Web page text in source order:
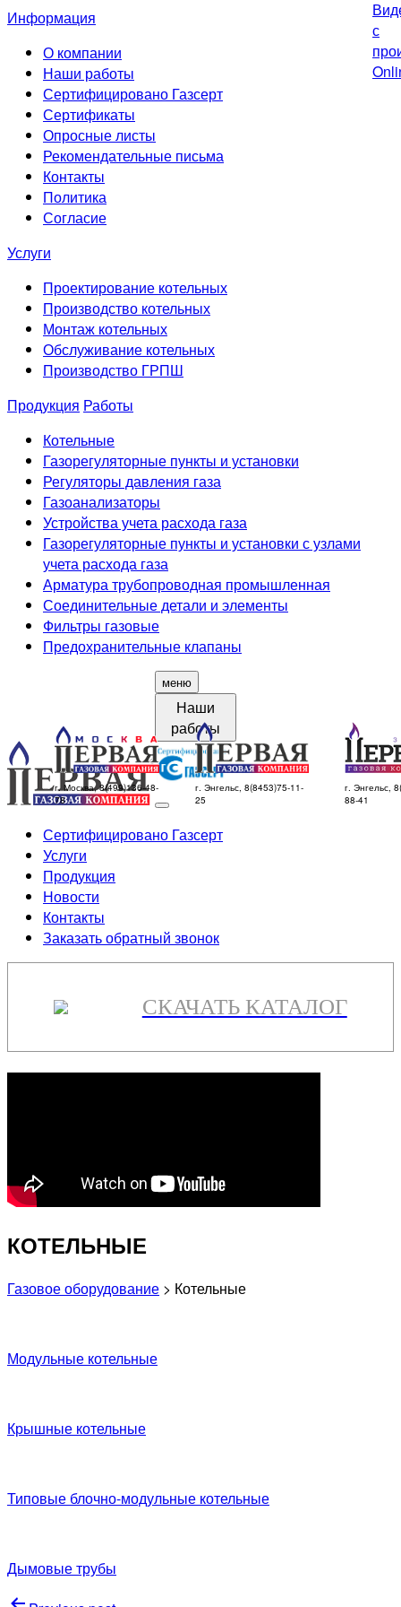
Информация
О компании
Наши работы
Сертифицировано Газсерт
Сертификаты
Опросные листы
Рекомендательные письма
Контакты
Политика
Согласие
Услуги
Проектирование котельных
Производство котельных
Монтаж котельных
Обслуживание котельных
Производство ГРПШ
Продукция Работы
Котельные
Газорегуляторные пункты и установки
Регуляторы давления газа
Газоанализаторы
Устройства учета расхода газа
Газорегуляторные пункты и установки с узлами
учета расхода газа
Арматура трубопроводная промышленная
Соединительные детали и элементы
Фильтры газовые
Предохранительные клапаны
меню
Наши
работы
г. Москва, 8(499)136-48-
78
г. Энгельс, 8(8453)75-11-
25
г. Энгельс,
88-41
Сертифицировано Газсерт
Услуги
Продукция
Новости
Контакты
Заказать обратный звонок
СКАЧАТЬ КАТАЛОГ
КОТЕЛЬНЫЕ
Газовое оборудование > Котельные
Модульные котельные
Крышные котельные
Типовые блочно-модульные котельные
Дымовые трубы